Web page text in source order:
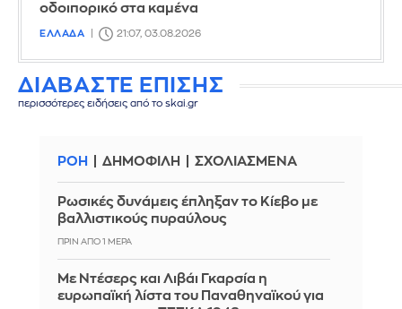
οδοιπορικό στα καμένα
ΕΛΛΑΔΑ 21:07, 03.08.2026
ΔΙΑΒΑΣΤΕ ΕΠΙΣΗΣ
περισσότερες ειδήσεις από το skai.gr
ΡΟΗ ΔΗΜΟΦΙΛΗ ΣΧΟΛΙΑΣΜΕΝΑ
Ρωσικές δυνάμεις έπληξαν το Κίεβο με
βαλλιστικούς πυραύλους
ΠΡΙΝ ΑΠΌ 1 ΜΈΡΑ
Με Ντέσερς και Λιβάι Γκαρσία η
ευρωπαϊκή λίστα του Παναθηναϊκού για